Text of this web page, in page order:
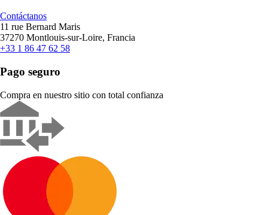
Contáctanos
11 rue Bernard Maris
37270 Montlouis-sur-Loire, Francia
+33 1 86 47 62 58
Pago seguro
Compra en nuestro sitio con total confianza